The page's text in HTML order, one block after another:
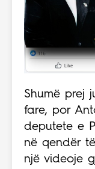
Shumë prej
fare, por
deputete e
në qendër
një videoje